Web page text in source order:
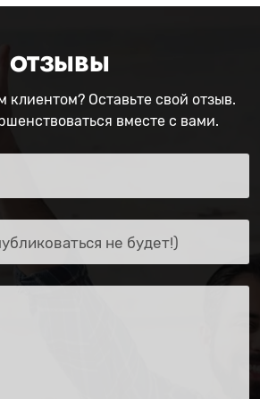
ОТЗЫВЫ
клиентом? Оставьте свой отзыв.
вместе с вами.